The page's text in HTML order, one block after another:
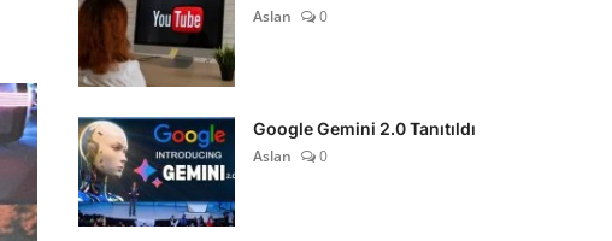
Aslan
0
Google Gemini 2.0 Tanıtıldı
Aslan
0